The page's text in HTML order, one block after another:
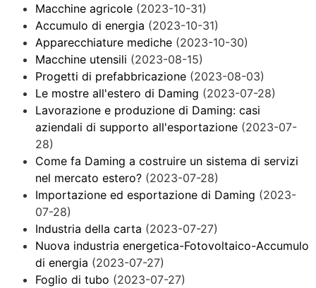
Macchine agricole (2023-10-31)
Accumulo di energia (2023-10-31)
Apparecchiature mediche (2023-10-30)
Macchine utensili (2023-08-15)
Progetti di prefabbricazione (2023-08-03)
Le mostre all'estero di Daming (2023-07-28)
Lavorazione e produzione di Daming: casi
aziendali di supporto all'esportazione (2023-07-
28)
Come fa Daming a costruire un sistema di servizi
nel mercato estero? (2023-07-28)
Importazione ed esportazione di Daming (2023-
07-28)
Industria della carta (2023-07-27)
Nuova industria energetica-Fotovoltaico-Accumulo
di energia (2023-07-27)
Foglio di tubo (2023-07-27)